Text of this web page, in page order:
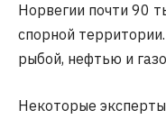
Норвегии почти 90
спорной
рыбой, нефтью и
Некоторые